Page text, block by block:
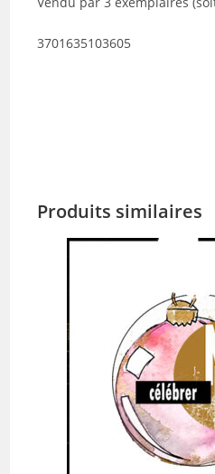
3701635103605
Produits similaires